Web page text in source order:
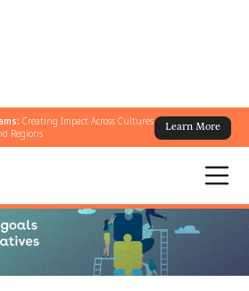
Creating Impact Across Cultures
Regions
Learn More